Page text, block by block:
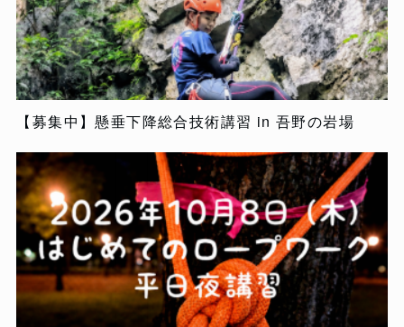
【募集中】懸垂下降総合技術講習 in 吾野の岩場